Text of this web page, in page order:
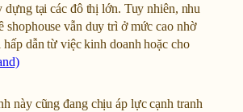
dựng tại các đô thị lớn. Tuy nhiên, nhu
shophouse vẫn duy trì ở mức cao nhờ
dẫn từ việc kinh doanh hoặc cho
này cũng đang chịu áp lực cạnh tranh